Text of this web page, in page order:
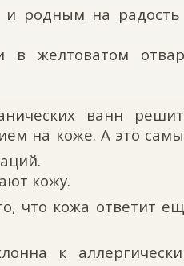
и родным на
в желтоватом
ванн
на коже. А это
кожу.
что кожа ответит
к